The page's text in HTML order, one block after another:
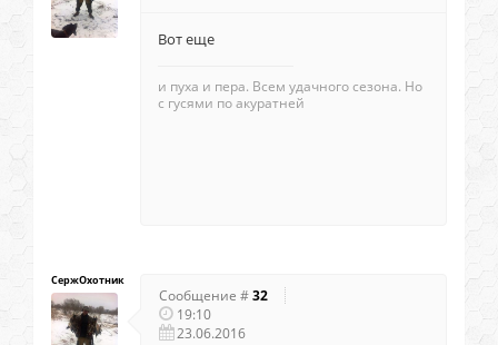
Вот еще
и пуха и пера. Всем удачного сезона. Но
с гусями по акуратней
СержОхотник
Сообщение #32
19:10
23.06.2016